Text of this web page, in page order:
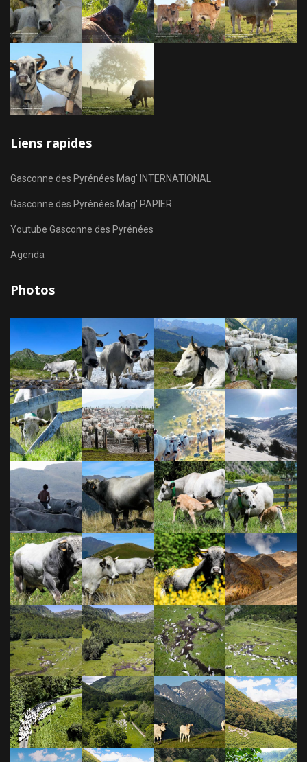
Liens rapides
Gasconne des Pyrénées Mag' INTERNATIONAL
Gasconne des Pyrénées Mag' PAPIER
Youtube Gasconne des Pyrénées
Agenda
Photos